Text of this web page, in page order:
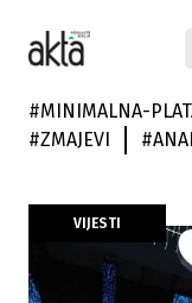
#MINIMALNA-
#ZMAJEVI #
VIJESTI